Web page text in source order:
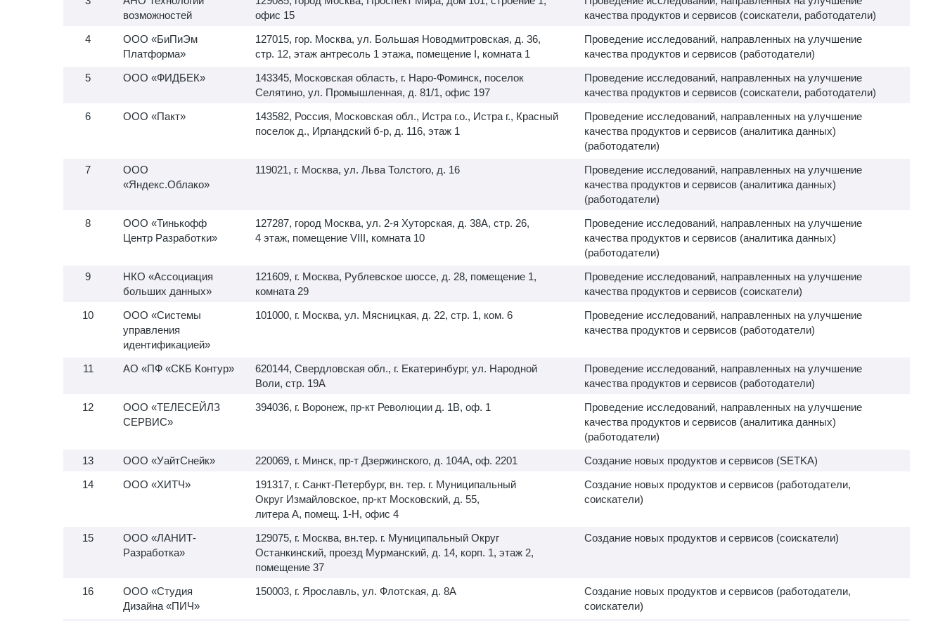
возможностей
офис 15
качества продуктов и сервисов (соискатели, работодатели)
ООО «БиПиЭм
Платформа»
127015, гор. Москва, ул. Большая Новодмитровская, д. 36,
стр. 12, этаж антресоль 1 этажа, помещение I, комната 1
Проведение исследований, направленных на улучшение
качества продуктов и сервисов (работодатели)
ООО «ФИДБЕК»
143345, Московская область, г. Наро-Фоминск, поселок
Селятино, ул. Промышленная, д. 81/1, офис 197
Проведение исследований, направленных на улучшение
качества продуктов и сервисов (соискатели, работодатели)
ООО «Пакт»
143582, Россия, Московская обл., Истра г.о., Истра г., Красный
поселок д., Ирландский б-р, д. 116, этаж 1
Проведение исследований, направленных на улучшение
качества продуктов и сервисов (аналитика данных)
(работодатели)
ООО
«Яндекс.Облако»
119021, г. Москва, ул. Льва Толстого, д. 16
Проведение исследований, направленных на улучшение
качества продуктов и сервисов (аналитика данных)
(работодатели)
ООО «Тинькофф
Центр Разработки»
127287, город Москва, ул. 2-я Хуторская, д. 38А, стр. 26,
4 этаж, помещение VIII, комната 10
Проведение исследований, направленных на улучшение
качества продуктов и сервисов (аналитика данных)
(работодатели)
НКО «Ассоциация
больших данных»
121609, г. Москва, Рублевское шоссе, д. 28, помещение 1,
комната 29
Проведение исследований, направленных на улучшение
качества продуктов и сервисов (соискатели)
ООО «Системы
управления
идентификацией»
101000, г. Москва, ул. Мясницкая, д. 22, стр. 1, ком. 6
Проведение исследований, направленных на улучшение
качества продуктов и сервисов (работодатели)
АО «ПФ «СКБ Контур»
620144, Свердловская обл., г. Екатеринбург, ул. Народной
Воли, стр. 19А
Проведение исследований, направленных на улучшение
качества продуктов и сервисов (работодатели)
ООО «ТЕЛЕСЕЙЛЗ
СЕРВИС»
394036, г. Воронеж, пр-кт Революции д. 1В, оф. 1
Проведение исследований, направленных на улучшение
качества продуктов и сервисов (аналитика данных)
(работодатели)
ООО «УайтСнейк»
220069, г. Минск, пр-т Дзержинского, д. 104А, оф. 2201
Создание новых продуктов и сервисов (SETKA)
ООО «ХИТЧ»
191317, г. Санкт-Петербург, вн. тер. г. Муниципальный
Округ Измайловское, пр-кт Московский, д. 55,
литера А, помещ. 1-Н, офис 4
Создание новых продуктов и сервисов (работодатели,
соискатели)
ООО «ЛАНИТ-
Разработка»
129075, г. Москва, вн.тер. г. Муниципальный Округ
Останкинский, проезд Мурманский, д. 14, корп. 1, этаж 2,
помещение 37
Создание новых продуктов и сервисов (соискатели)
ООО «Студия
Дизайна «ПИЧ»
150003, г. Ярославль, ул. Флотская, д. 8А
Создание новых продуктов и сервисов (работодатели,
соискатели)